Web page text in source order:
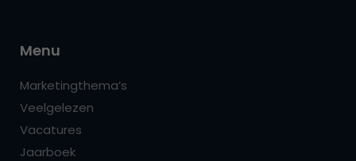
Menu
Marketingthema’s
Veelgelezen
Vacatures
Jaarboek